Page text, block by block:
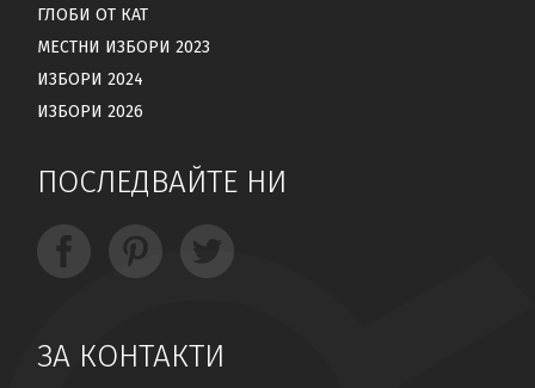
ГЛОБИ ОТ КАТ
МЕСТНИ ИЗБОРИ 2023
ИЗБОРИ 2024
ИЗБОРИ 2026
ПОСЛЕДВАЙТЕ НИ
ЗА КОНТАКТИ